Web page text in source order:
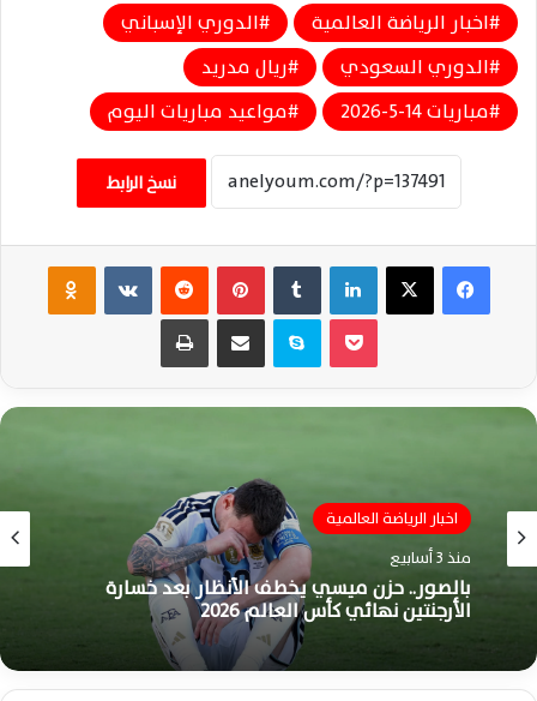
اخبار الرياضة العالمية
الدوري الإسباني
الدوري السعودي
ريال مدريد
مباريات 14-5-2026
مواعيد مباريات اليوم
نسخ الرابط
فيسبوك ‫X لينكدإن بينتيريست ‏VKontakte
سكايب مشاركة عبر البريد طباعة
اخبار الرياضة العالمية
منذ 3 أسابيع
بالصور.. حزن ميسي يخطف الأنظار بعد خسارة
الأرجنتين نهائي كأس العالم 2026